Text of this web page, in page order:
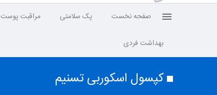
صفحه نخست پک سلامتی مراقبت پوست
بهداشت فردی
کپسول اسکوربی تسنیم